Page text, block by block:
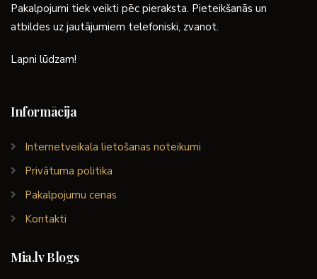
Pakalpojumi tiek veikti pēc pieraksta. Pieteikšanās un
atbildes uz jautājumiem telefoniski, zvanot.
Lapni lūdzam!
Informācija
Internetveikala lietošanas noteikumi
Privātuma politika
Pakalpojumu cenas
Kontakti
Mia.lv Blogs